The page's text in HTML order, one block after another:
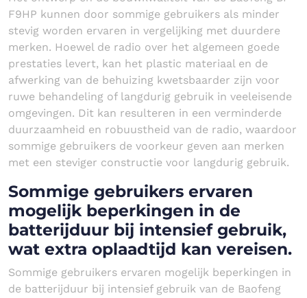
F9HP kunnen door sommige gebruikers als minder
stevig worden ervaren in vergelijking met duurdere
merken. Hoewel de radio over het algemeen goede
prestaties levert, kan het plastic materiaal en de
afwerking van de behuizing kwetsbaarder zijn voor
ruwe behandeling of langdurig gebruik in veeleisende
omgevingen. Dit kan resulteren in een verminderde
duurzaamheid en robuustheid van de radio, waardoor
sommige gebruikers de voorkeur geven aan merken
met een steviger constructie voor langdurig gebruik.
Sommige gebruikers ervaren
mogelijk beperkingen in de
batterijduur bij intensief gebruik,
wat extra oplaadtijd kan vereisen.
Sommige gebruikers ervaren mogelijk beperkingen in
de batterijduur bij intensief gebruik van de Baofeng